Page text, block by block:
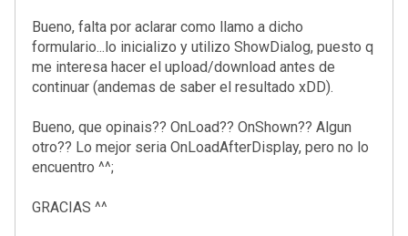
Bueno, falta por aclarar como llamo a dicho
formulario...lo inicializo y utilizo ShowDialog, puesto q
me interesa hacer el upload/download antes de
continuar (andemas de saber el resultado xDD).
Bueno, que opinais?? OnLoad?? OnShown?? Algun
otro?? Lo mejor seria OnLoadAfterDisplay, pero no lo
encuentro ^^;
GRACIAS ^^